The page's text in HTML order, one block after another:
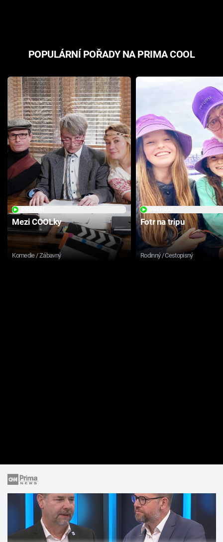
POPULÁRNÍ POŘADY NA PRIMA COOL
Mezi COOLky
Komedie / Zábavný
Fotr na tripu
Rodinný / Cestopisný